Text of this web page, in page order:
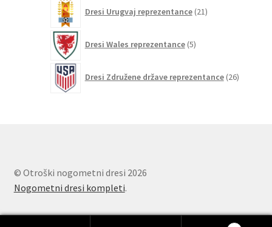
Dresi Urugvaj reprezentance 21izdelkov
Dresi Wales reprezentance 5izdelkov
Dresi Združene države reprezentance 26izdelkov
© Otroški nogometni dresi 2026
Nogometni dresi kompleti.